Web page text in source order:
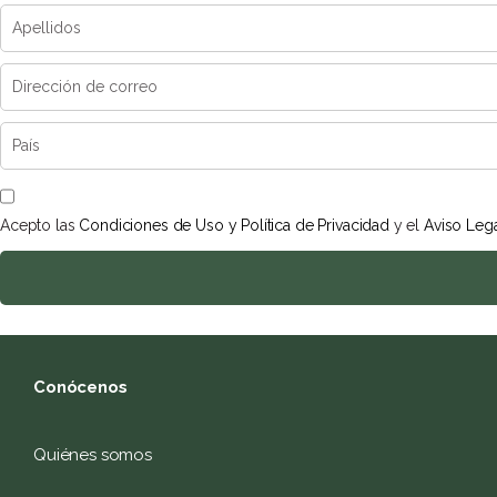
Acepto las Condiciones de Uso y Política de Privacidad y elAviso
Conócenos
Quiénes somos